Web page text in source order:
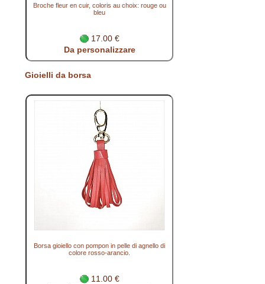
Broche fleur en cuir, coloris au choix: rouge ou
bleu
17.00 €
Da personalizzare
Gioielli da borsa
Borsa gioiello con pompon in pelle di agnello di
colore rosso-arancio.
11.00 €